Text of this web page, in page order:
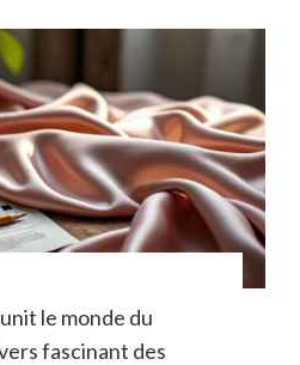
le monde du
fascinant des